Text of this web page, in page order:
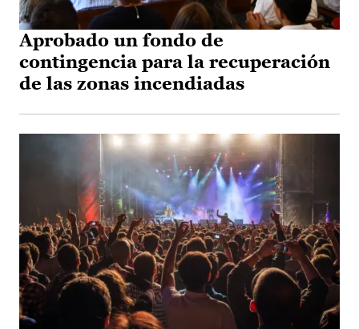
Aprobado un fondo de
contingencia para la recuperación
de las zonas incendiadas